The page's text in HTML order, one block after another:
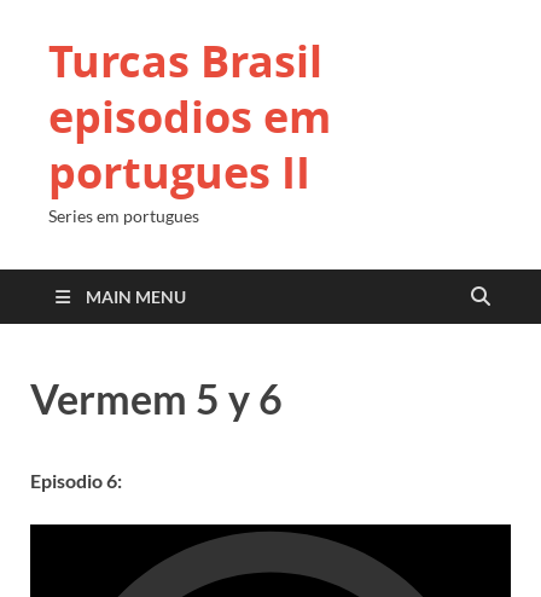
Turcas Brasil
episodios em
portugues II
Series em portugues
MAIN MENU
Vermem 5 y 6
Episodio 6: